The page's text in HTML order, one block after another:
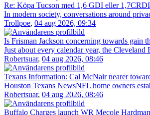
Re: Köpa Tucson med 1,6 GDI eller
In modern society, conversations around
Trollpoe, 04 aug 2026, 09:34
Is Frisman Jackson concerning towards gain
Just about every calendar year, the Cleveland
Robertsuar, 04 aug 2026, 08:46
Texans Information: Cal McNair nearer
Houston Texans NewsNFL home owners
Robertsuar, 04 aug 2026, 08:46
Buffalo Charges launch WR Mecole